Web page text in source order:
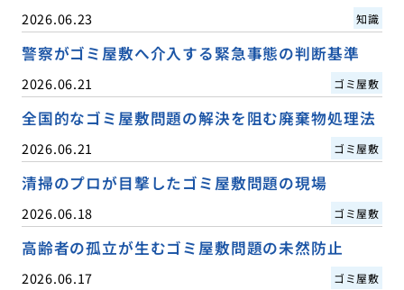
2026.06.23 知識
警察がゴミ屋敷へ介入する緊急事態の判断基準
2026.06.21 ゴミ屋敷
全国的なゴミ屋敷問題の解決を阻む廃棄物処理法
2026.06.21 ゴミ屋敷
清掃のプロが目撃したゴミ屋敷問題の現場
2026.06.18 ゴミ屋敷
高齢者の孤立が生むゴミ屋敷問題の未然防止
2026.06.17 ゴミ屋敷